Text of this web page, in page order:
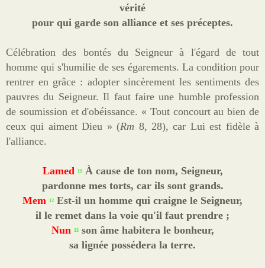
vérité
pour qui garde son alliance et ses préceptes.
Célébration des bontés du Seigneur à l'égard de tout
homme qui s'humilie de ses égarements. La condition pour
rentrer en grâce : adopter sincèrement les sentiments des
pauvres du Seigneur. Il faut faire une humble profession
de soumission et d'obéissance. « Tout concourt au bien de
ceux qui aiment Dieu »(Rm 8, 28), car Lui est fidèle à
l'alliance.
Lamed 11 Àcause de ton nom, Seigneur,
pardonne mes torts, car ils sont grands.
Mem 12 Est-il un homme qui craigne le Seigneur,
il le remet dans la voie qu'il faut prendre ;
Nun 13son âme habitera le bonheur,
sa lignée possédera la terre.